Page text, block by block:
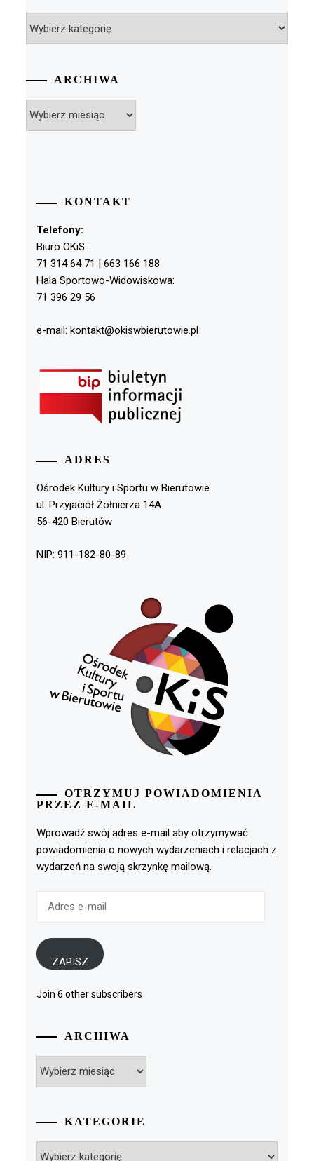
ARCHIWA
KONTAKT
Telefony:
Biuro OKiS:
71 314 64 71 | 663 166 188
Hala Sportowo-Widowiskowa:
71 396 29 56
e-mail: kontakt@okiswbierutowie.pl
ADRES
Ośrodek Kultury i Sportu w Bierutowie
ul. Przyjaciół Żołnierza 14A
56-420 Bierutów
NIP: 911-182-80-89
OTRZYMUJ POWIADOMIENIA
PRZEZ E-MAIL
Wprowadź swój adres e-mail aby otrzymywać
powiadomienia o nowych wydarzeniach i relacjach z
wydarzeń na swoją skrzynkę mailową.
ZAPISZ
Join 6 other subscribers
ARCHIWA
KATEGORIE